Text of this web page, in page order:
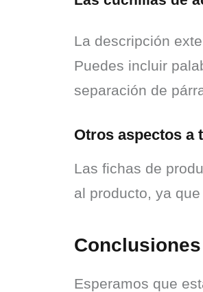
La descripción
Puedes incluir
separación de
Otros aspectos a
Las fichas de
al producto, ya
Conclusiones
Esperamos que